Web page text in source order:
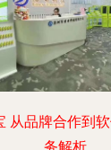
从品牌合作到